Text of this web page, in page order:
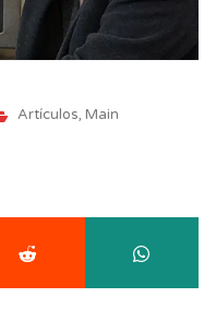
Artículos,Main